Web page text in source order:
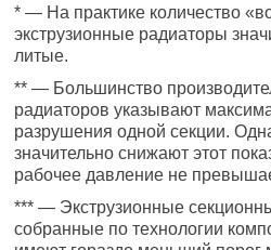
* — На практике количество
экструзионные радиаторы
литые.
** — Большинство
радиаторов указывают
разрушения одной секции.
значительно снижают этот
рабочее давление не
*** — Экструзионные
собранные по технологии